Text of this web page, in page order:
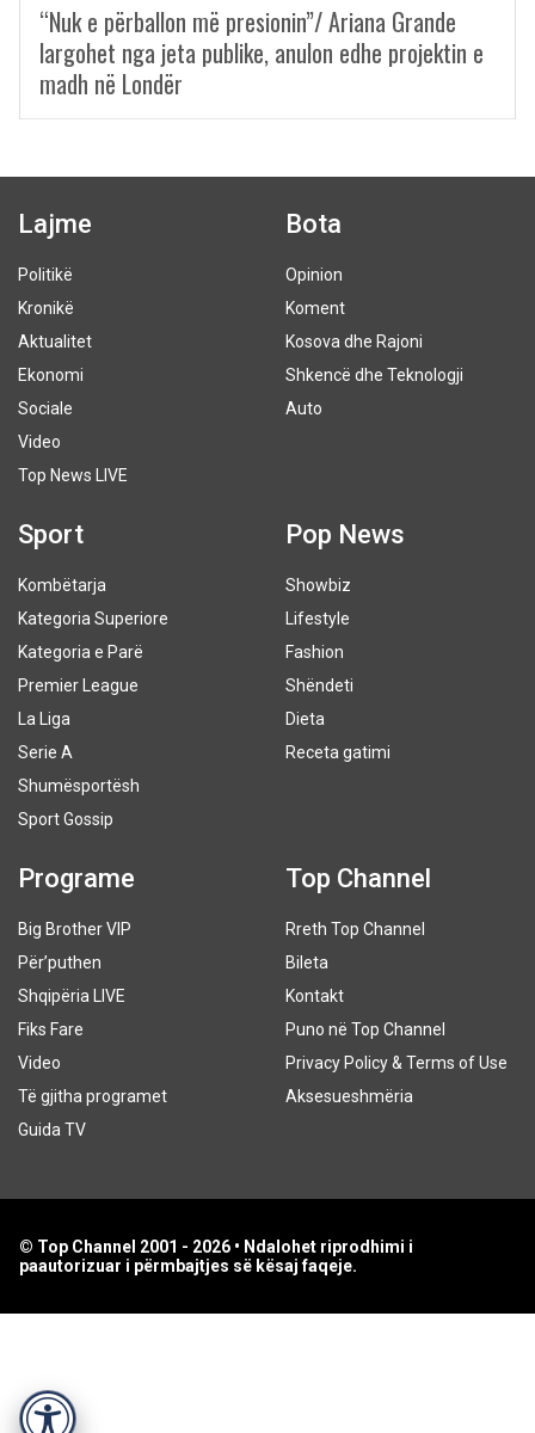
“Nuk e përballon më presionin”/ Ariana Grande
largohet nga jeta publike, anulon edhe projektin e
madh në Londër
Lajme
Politikë
Kronikë
Aktualitet
Ekonomi
Sociale
Video
Top News LIVE
Bota
Opinion
Koment
Kosova dhe Rajoni
Shkencë dhe Teknologji
Auto
Sport
Kombëtarja
Kategoria Superiore
Kategoria e Parë
Premier League
La Liga
Serie A
Shumësportësh
Sport Gossip
Pop News
Showbiz
Lifestyle
Fashion
Shëndeti
Dieta
Receta gatimi
Programe
Big Brother VIP
Për’puthen
Shqipëria LIVE
Fiks Fare
Video
Të gjitha programet
Guida TV
Top Channel
Rreth Top Channel
Bileta
Kontakt
Puno në Top Channel
Privacy Policy & Terms of Use
Aksesueshmëria
© Top Channel 2001 - 2026 • Ndalohet riprodhimi i
paautorizuar i përmbajtjes së kësaj faqeje.